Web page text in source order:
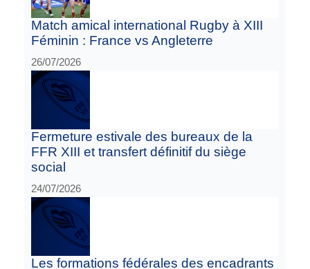
Match amical international Rugby à XIII
Féminin : France vs Angleterre
26/07/2026
Fermeture estivale des bureaux de la
FFR XIII et transfert définitif du siège
social
24/07/2026
Les formations fédérales des encadrants